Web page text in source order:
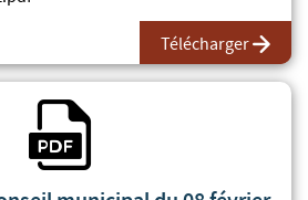
Télécharger